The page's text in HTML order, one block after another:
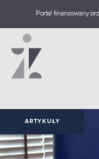
Portal finansowany
ARTYKUŁY